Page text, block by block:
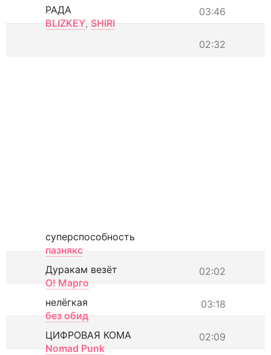
03:46
РАДА
BLIZKEY, SHIRI
02:32
суперспособность
пазнякс
02:02
Дуракам везёт
О! Марго
03:18
нелёгкая
без обид
02:09
ЦИФРОВАЯ КОМА
Nomad Punk